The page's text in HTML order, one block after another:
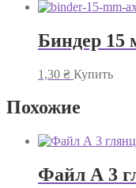
Биндер 15
1,30 ₴ Купить
Похожие
Файл А 3